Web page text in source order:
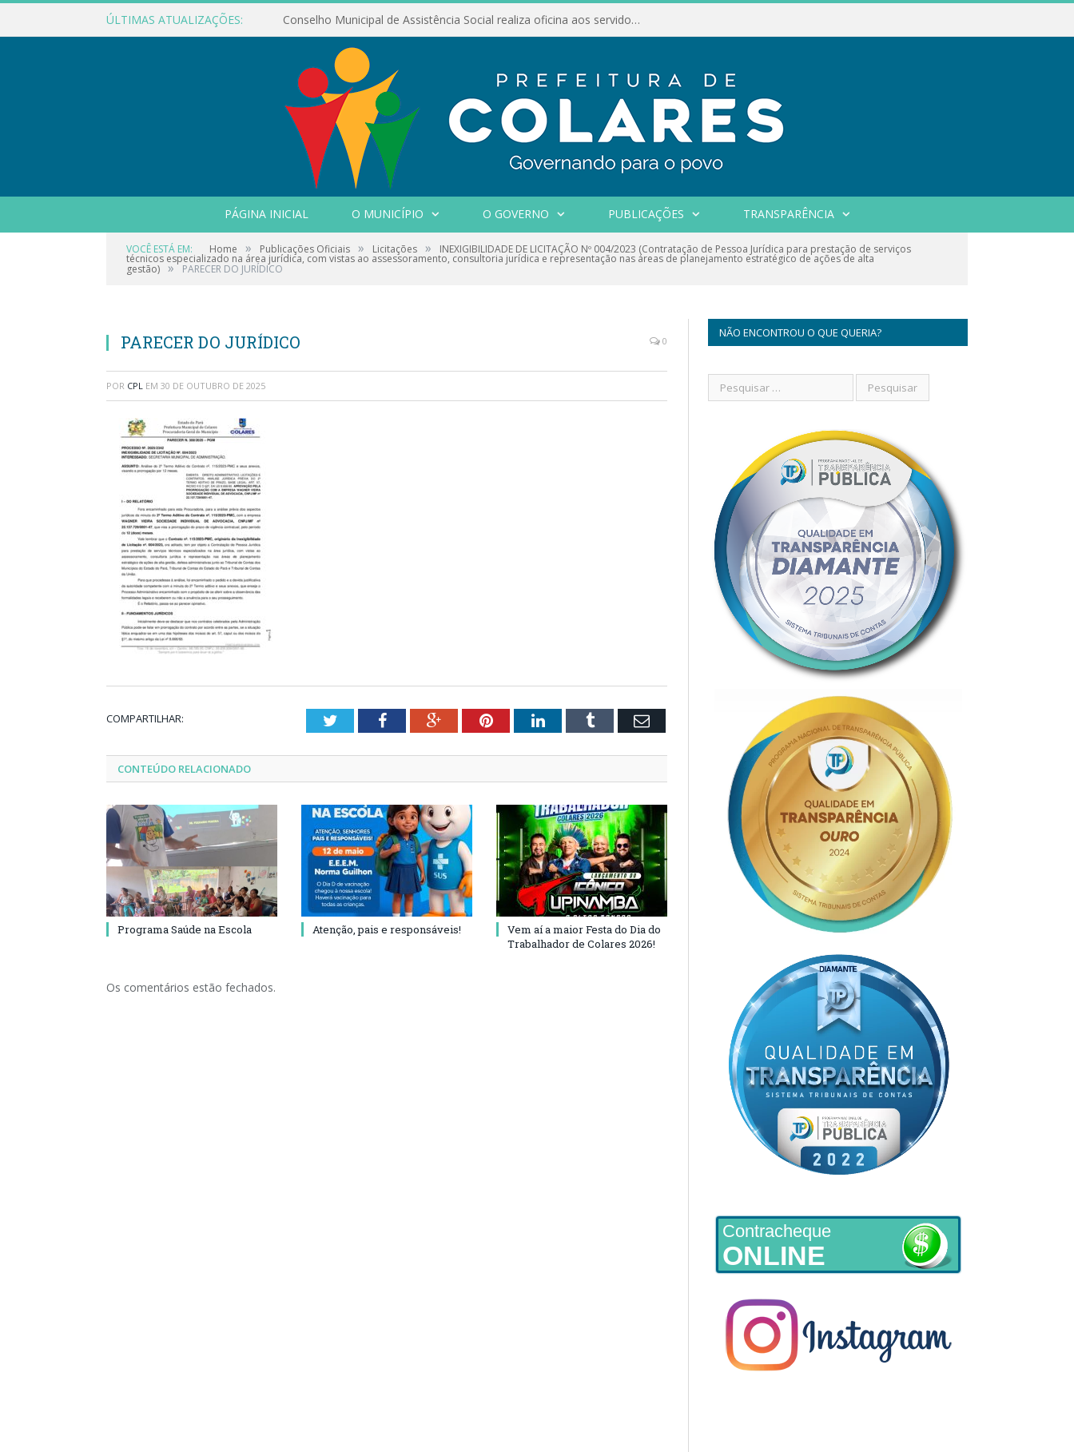
ÚLTIMAS ATUALIZAÇÕES: Conselho Municipal de Assistência Social realiza oficina aos servidores
PÁGINA INICIAL O MUNICÍPIO O GOVERNO PUBLICAÇÕES TRANSPARÊNCIA
VOCÊ ESTÁ EM: Home » Publicações Oficiais » Licitações » INEXIGIBILIDADE DE LICITAÇÃO Nº 004/2023 (Contratação de Pessoa Jurídica para prestação de serviços
técnicos especializado na área jurídica, com vistas ao assessoramento, consultoria jurídica e representação nas áreas de planejamento estratégico de ações de alta
gestão) » PARECER DO JURÍDICO
PARECER DO JURÍDICO 0
POR CPL EM 30 DE OUTUBRO DE 2025
COMPARTILHAR: TwitterFacebookGoogle+PinterestLinkedInTumblr Email
CONTEÚDO RELACIONADO
Programa Saúde na Escola Atenção, pais e responsáveis!
Vem aí a maior Festa do Dia do
Trabalhador de Colares 2026!
Os comentários estão fechados.
NÃO ENCONTROU O QUE QUERIA?
Contracheque
ONLINE